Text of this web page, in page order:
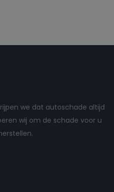
we dat autoschade altijd
wij om de schade voor u